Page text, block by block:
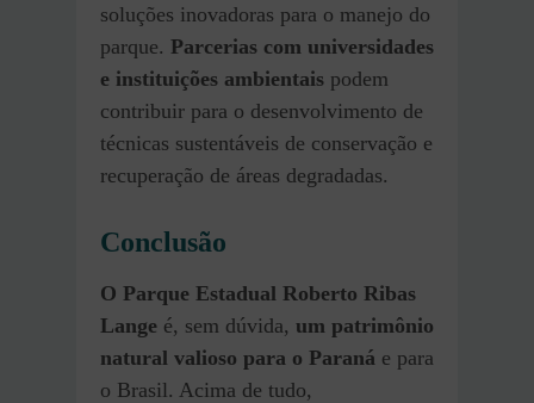
soluções inovadoras para o manejo do
parque. Parcerias com universidades
e instituições ambientais podem
contribuir para o desenvolvimento de
técnicas sustentáveis de conservação e
recuperação de áreas degradadas.
Conclusão
O Parque Estadual Roberto Ribas
Lange é, sem dúvida, um patrimônio
natural valioso para o Paraná e para
o Brasil. Acima de tudo,